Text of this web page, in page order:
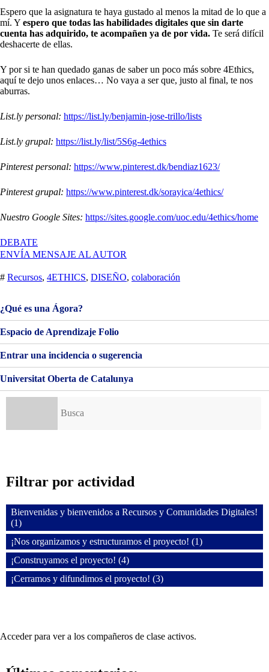
Espero que la asignatura te haya gustado al menos la mitad de lo que a
mí. Y espero que todas las habilidades digitales que sin darte
cuenta has adquirido, te acompañen ya de por vida. Te será difícil
deshacerte de ellas.
Y por si te han quedado ganas de saber un poco más sobre 4Ethics,
aquí te dejo unos enlaces… No vaya a ser que, justo al final, te nos
aburras.
List.ly personal: https://list.ly/benjamin-jose-trillo/lists
List.ly grupal: https://list.ly/list/5S6g-4ethics
Pinterest personal: https://www.pinterest.dk/bendiaz1623/
Pinterest grupal: https://www.pinterest.dk/sorayica/4ethics/
Nuestro Google Sites: https://sites.google.com/uoc.edu/4ethics/home
DEBATE
VALORACIÓN
ASIGNATURA
ENVÍA MENSAJE AL AUTOR
# Recursos, 4ETHICS, DISEÑO, colaboración
¿Qué es una Ágora?
Espacio de Aprendizaje Folio
Entrar una incidencia o sugerencia
Universitat Oberta de Catalunya
Filtrar por actividad
Bienvenidas y bienvenidos a Recursos y Comunidades Digitales!
(1)
¡Nos organizamos y estructuramos el proyecto! (1)
¡Construyamos el proyecto! (4)
¡Cerramos y difundimos el proyecto! (3)
Acceder para ver a los compañeros de clase activos.